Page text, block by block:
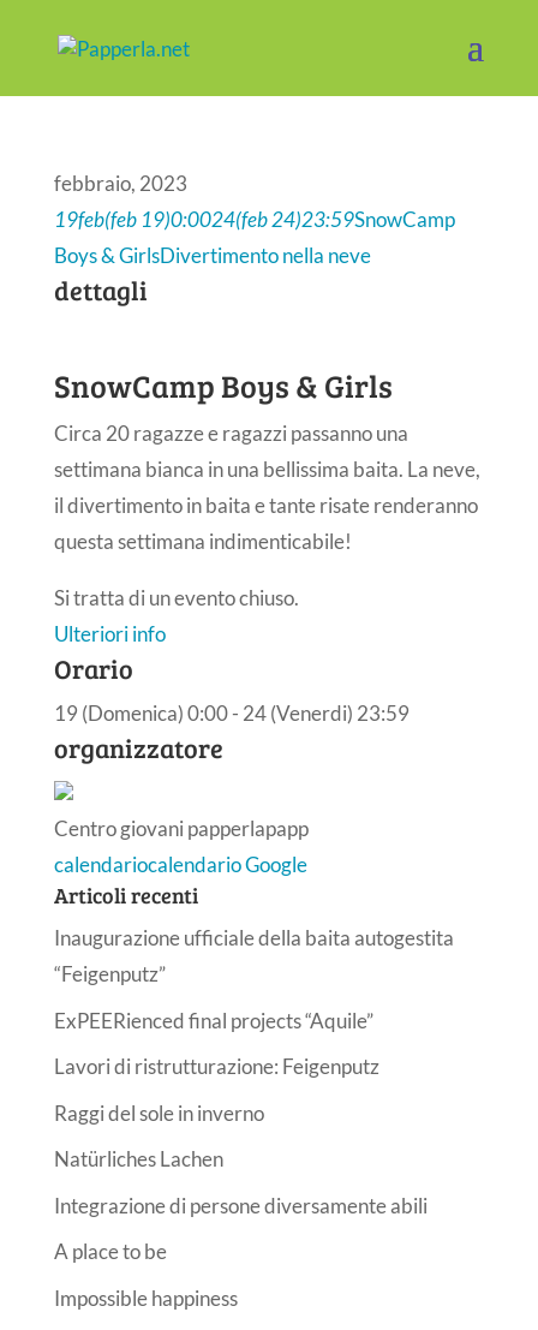
febbraio, 2023
19feb(feb 19)0:0024(feb 24)23:59SnowCamp
Boys & GirlsDivertimento nella neve
dettagli
SnowCamp Boys & Girls
Circa 20 ragazze e ragazzi passanno una
settimana bianca in una bellissima baita. La neve,
il divertimento in baita e tante risate renderanno
questa settimana indimenticabile!
Si tratta di un evento chiuso.
Ulteriori info
Orario
19 (Domenica) 0:00 - 24 (Venerdi) 23:59
organizzatore
Centro giovani papperlapapp
calendariocalendario Google
Articoli recenti
Inaugurazione ufficiale della baita autogestita
“Feigenputz”
ExPEERienced final projects “Aquile”
Lavori di ristrutturazione: Feigenputz
Raggi del sole in inverno
Natürliches Lachen
Integrazione di persone diversamente abili
A place to be
Impossible happiness